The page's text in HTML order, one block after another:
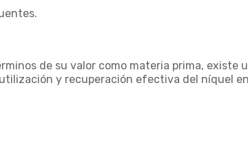
de su valor como materia prima, existe
y recuperación efectiva del níquel